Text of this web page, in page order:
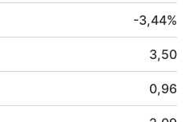
-3,44%
3,50
0,96